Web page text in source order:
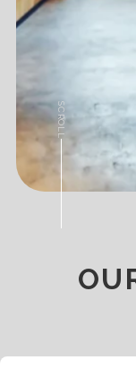
SCROLL